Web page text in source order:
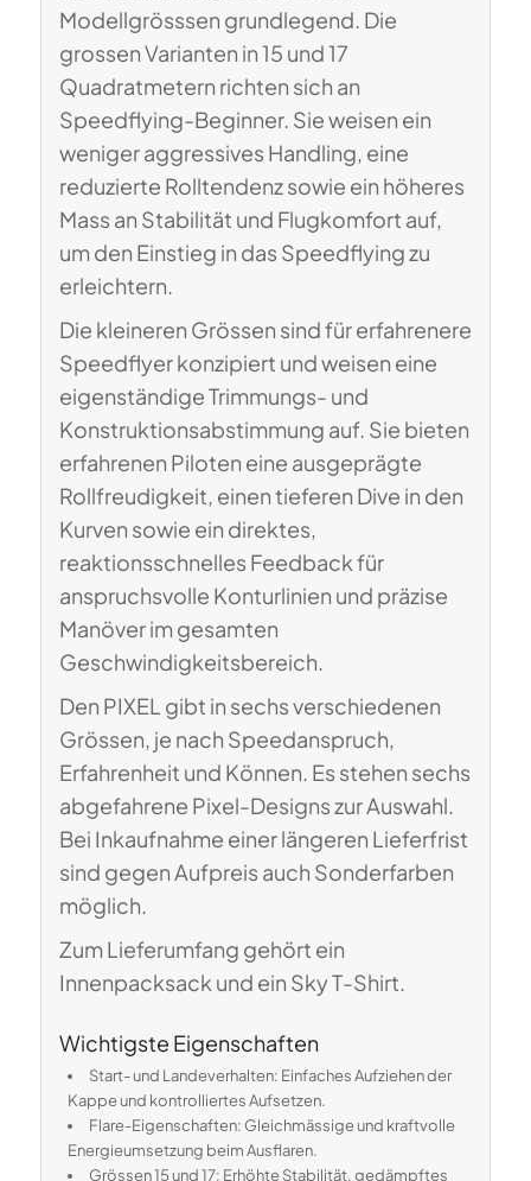
Modellgrösssen grundlegend. Die
grossen Varianten in 15 und 17
Quadratmetern richten sich an
Speedflying-Beginner. Sie weisen ein
weniger aggressives Handling, eine
reduzierte Rolltendenz sowie ein höheres
Mass an Stabilität und Flugkomfort auf,
um den Einstieg in das Speedflying zu
erleichtern.
Die kleineren Grössen sind für erfahrenere
Speedflyer konzipiert und weisen eine
eigenständige Trimmungs- und
Konstruktionsabstimmung auf. Sie bieten
erfahrenen Piloten eine ausgeprägte
Rollfreudigkeit, einen tieferen Dive in den
Kurven sowie ein direktes,
reaktionsschnelles Feedback für
anspruchsvolle Konturlinien und präzise
Manöver im gesamten
Geschwindigkeitsbereich.
Den PIXEL gibt in sechs verschiedenen
Grössen, je nach Speedanspruch,
Erfahrenheit und Können. Es stehen sechs
abgefahrene Pixel-Designs zur Auswahl.
Bei Inkaufnahme einer längeren Lieferfrist
sind gegen Aufpreis auch Sonderfarben
möglich.
Zum Lieferumfang gehört ein
Innenpacksack und ein Sky T-Shirt.
Wichtigste Eigenschaften
Start- und Landeverhalten: Einfaches Aufziehen der
Kappe und kontrolliertes Aufsetzen.
Flare-Eigenschaften: Gleichmässige und kraftvolle
Energieumsetzung beim Ausflaren.
Grössen 15 und 17: Erhöhte Stabilität, gedämpftes